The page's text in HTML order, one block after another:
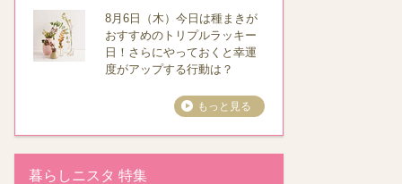
8月6日（木）今日は種まきが
おすすめのトリプルラッキー
日！さらにやっておくと幸運
度がアップする行動は？
もっと見る
暮らしニスタ 特集